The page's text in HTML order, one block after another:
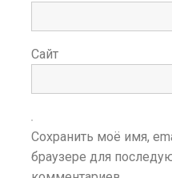
Сайт
Сохранить моё имя,
браузере для